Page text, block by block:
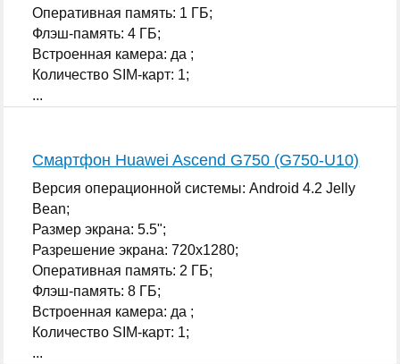
Оперативная память: 1 ГБ;
Флэш-память: 4 ГБ;
Встроенная камера: да ;
Количество SIM-карт: 1;
...
Смартфон Huawei Ascend G750 (G750-U10)
Версия операционной системы: Android 4.2 Jelly
Bean;
Размер экрана: 5.5";
Разрешение экрана: 720x1280;
Оперативная память: 2 ГБ;
Флэш-память: 8 ГБ;
Встроенная камера: да ;
Количество SIM-карт: 1;
...